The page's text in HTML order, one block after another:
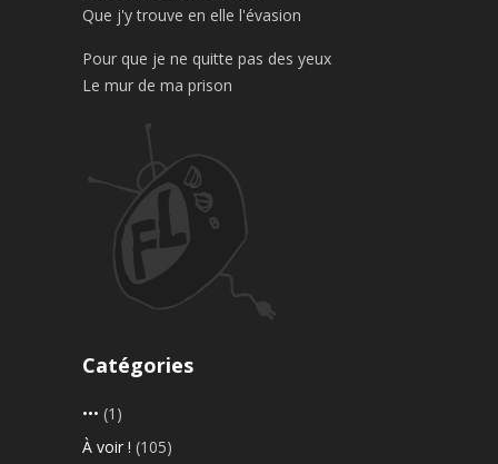
Que j'y trouve en elle l'évasion
Pour que je ne quitte pas des yeux
Le mur de ma prison
Catégories
••• (1)
À voir ! (105)